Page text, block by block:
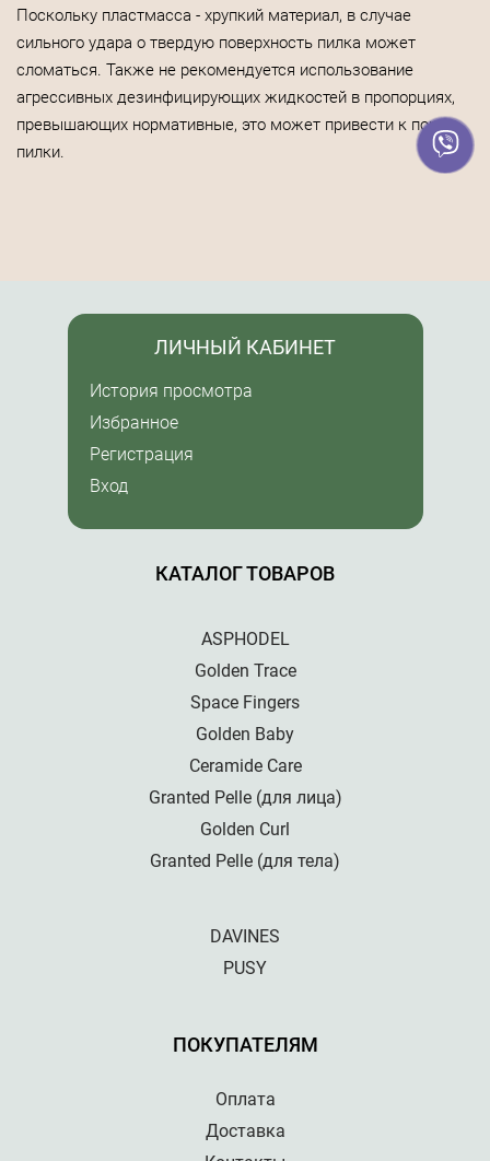
Поскольку пластмасса - хрупкий материал, в случае
сильного удара о твердую поверхность пилка может
сломаться. Также не рекомендуется использование
агрессивных дезинфицирующих жидкостей в пропорциях,
превышающих нормативные, это может привести к порче
пилки.
КАТАЛОГ ТОВАРОВ
ASPHODEL
Golden Trace
Space Fingers
Golden Baby
Ceramide Care
Granted Pelle (для лица)
Golden Curl
Granted Pelle (для тела)
DAVINES
PUSY
ПОКУПАТЕЛЯМ
Оплата
Доставка
ЛИЧНЫЙ КАБИНЕТ
История просмотра
Избранное
Регистрация
Вход